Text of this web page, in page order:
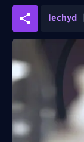
Iechyd